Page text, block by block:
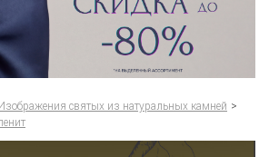
святых из натуральных камней >